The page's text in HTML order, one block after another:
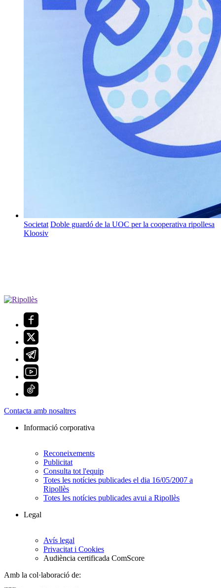
Societat Doble guardó de la UOC per la cooperativa ripollesa
Kloosiv
Contacta amb nosaltres
Informació corporativa
Reconeixements
Publicitat
Consulta tot l'equip
Totes les notícies publicades el dia 16/05/2007 a
Ripollès
Totes les notícies publicades avui a Ripollès
Legal
Avís legal
Privacitat i Cookies
Audiència certificada ComScore
Amb la col·laboració de: